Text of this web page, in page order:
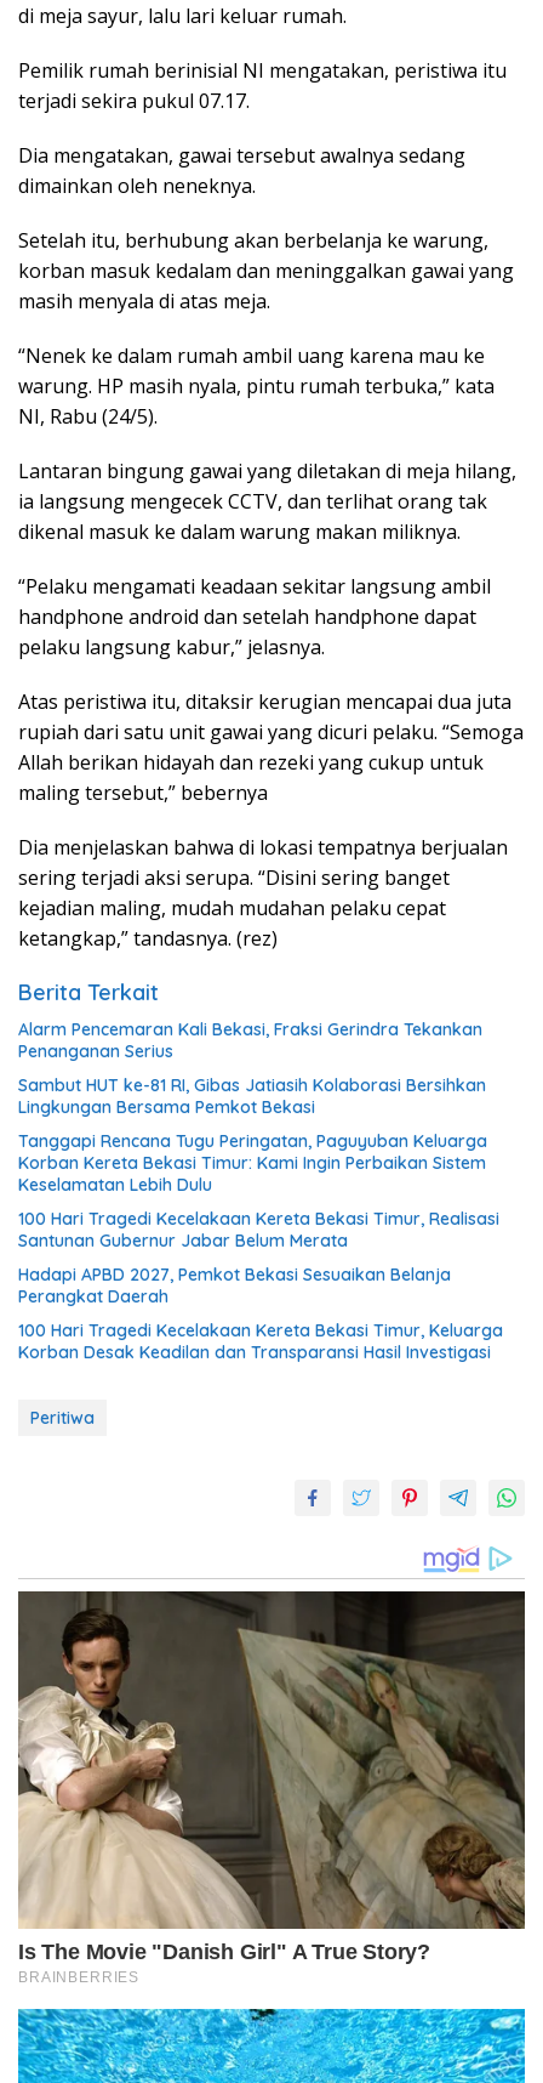
di meja sayur, lalu lari keluar rumah.
Pemilik rumah berinisial NI mengatakan, peristiwa itu
terjadi sekira pukul 07.17.
Dia mengatakan, gawai tersebut awalnya sedang
dimainkan oleh neneknya.
Setelah itu, berhubung akan berbelanja ke warung,
korban masuk kedalam dan meninggalkan gawai yang
masih menyala di atas meja.
“Nenek ke dalam rumah ambil uang karena mau ke
warung. HP masih nyala, pintu rumah terbuka,” kata
NI, Rabu (24/5).
Lantaran bingung gawai yang diletakan di meja hilang,
ia langsung mengecek CCTV, dan terlihat orang tak
dikenal masuk ke dalam warung makan miliknya.
“Pelaku mengamati keadaan sekitar langsung ambil
handphone android dan setelah handphone dapat
pelaku langsung kabur,” jelasnya.
Atas peristiwa itu, ditaksir kerugian mencapai dua juta
rupiah dari satu unit gawai yang dicuri pelaku. “Semoga
Allah berikan hidayah dan rezeki yang cukup untuk
maling tersebut,” bebernya
Dia menjelaskan bahwa di lokasi tempatnya berjualan
sering terjadi aksi serupa. “Disini sering banget
kejadian maling, mudah mudahan pelaku cepat
ketangkap,” tandasnya. (rez)
Berita Terkait
Alarm Pencemaran Kali Bekasi, Fraksi Gerindra Tekankan
Penanganan Serius
Sambut HUT ke-81 RI, Gibas Jatiasih Kolaborasi Bersihkan
Lingkungan Bersama Pemkot Bekasi
Tanggapi Rencana Tugu Peringatan, Paguyuban Keluarga
Korban Kereta Bekasi Timur: Kami Ingin Perbaikan Sistem
Keselamatan Lebih Dulu
100 Hari Tragedi Kecelakaan Kereta Bekasi Timur, Realisasi
Santunan Gubernur Jabar Belum Merata
Hadapi APBD 2027, Pemkot Bekasi Sesuaikan Belanja
Perangkat Daerah
100 Hari Tragedi Kecelakaan Kereta Bekasi Timur, Keluarga
Korban Desak Keadilan dan Transparansi Hasil Investigasi
Peritiwa